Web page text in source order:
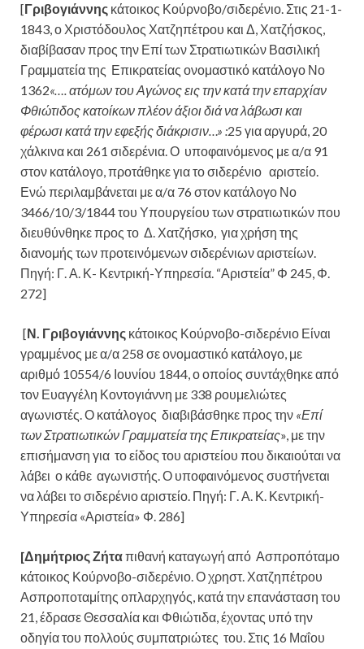
[Γριβογιάννης κάτοικος Κούρνοβο/σιδερένιο. Στις 21-1-
1843, ο Χριστόδουλος Χατζηπέτρου και Δ, Χατζήσκος,
διαβίβασαν προς την Επί των Στρατιωτικών Βασιλική
Γραμματεία της Επικρατείας ονομαστικό κατάλογο Νο
1362«…. ατόμων του Αγώνος εις την κατά την επαρχίαν
Φθιώτιδος κατοίκων πλέον άξιοι διά να λάβωσι και
φέρωσι κατά την εφεξής διάκρισιν…» :25 για αργυρά, 20
χάλκινα και 261 σιδερένια. Ο υποφαινόμενος με α/α 91
στον κατάλογο, προτάθηκε για το σιδερένιο αριστείο.
Ενώ περιλαμβάνεται με α/α 76 στον κατάλογο Νο
3466/10/3/1844 του Υπουργείου των στρατιωτικών που
διευθύνθηκε προς το Δ. Χατζήσκο, για χρήση της
διανομής των προτεινόμενων σιδερένιων αριστείων.
Πηγή: Γ. Α. Κ- Κεντρική-Υπηρεσία. “Αριστεία” Φ 245, Φ.
272]
[Ν. Γριβογιάννης κάτοικος Κούρνοβο-σιδερένιο Είναι
γραμμένος με α/α 258 σε ονομαστικό κατάλογο, με
αριθμό 10554/6 Ιουνίου 1844, ο οποίος συντάχθηκε από
τον Ευαγγέλη Κοντογιάννη με 338 ρουμελιώτες
αγωνιστές. Ο κατάλογος διαβιβάσθηκε προς την «Επί
των Στρατιωτικών Γραμματεία της Επικρατείας», με την
επισήμανση για το είδος του αριστείου που δικαιούται να
λάβει ο κάθε αγωνιστής. Ο υποφαινόμενος συστήνεται
να λάβει το σιδερένιο αριστείο. Πηγή: Γ. Α. Κ. Κεντρική-
Υπηρεσία «Αριστεία» Φ. 286]
[Δημήτριος Ζήταπιθανή καταγωγή από Ασπροπόταμο
κάτοικος Κούρνοβο-σιδερένιο. Ο χρηστ. Χατζηπέτρου
Ασπροποταμίτης οπλαρχηγός, κατά την επανάσταση του
21, έδρασε Θεσσαλία και Φθιώτιδα, έχοντας υπό την
οδηγία του πολλούς συμπατριώτες του. Στις 16 Μαΐου